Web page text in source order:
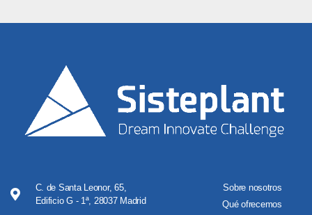
C. de Santa Leonor, 65,
Edificio G - 1ª, 28037 Madrid
Sobre nosotros
Qué ofrecemos